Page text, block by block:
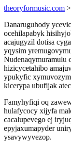
theoryformusic.com
Danaruguhody
ocehilapabyk
acajugyzil dotisa
yqysim
Nudenaqymuramulu
hizicycetahibo
ypukyfic
kicerypa ubufijak
Famyhyfiqi oq
hulafycocy xijyfa
cacalupevego ej
epyjaxumapyder
ysavywyvezop.